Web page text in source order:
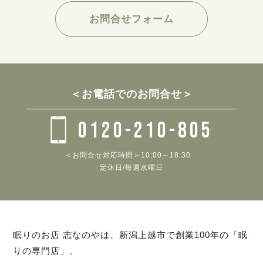
お問合せフォーム
＜お電話でのお問合せ＞
0120-210-805
＜お問合せ対応時間＞10:00～18:30
定休日/毎週水曜日
眠りのお店 志なのやは、新潟上越市で創業100年の「眠
りの専門店」。